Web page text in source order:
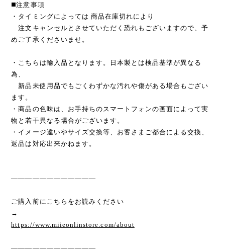
◼️注意事項
・タイミングによっては 商品在庫切れにより
注文キャンセルとさせていただく恐れもございますので、予
めご了承くださいませ。
・こちらは輸入品となります。日本製とは検品基準が異なる
為、
新品未使用品でもごくわずかな汚れや傷がある場合もござい
ます。
・商品の色味は、お手持ちのスマートフォンの画面によって実
物と若干異なる場合がございます。
・イメージ違いやサイズ交換等、お客さまご都合による交換、
返品は対応出来かねます。
————————————
ご購入前にこちらをお読みください
→
https://www.miieonlinstore.com/about
————————————